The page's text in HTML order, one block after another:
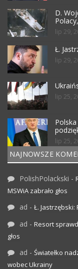
D.
lip 29,
Ł.
lip 29,
lip 25,
lip 25,
NAJNOWSZE
PolishPolackski -
MSWiA zabrało głos
ad - Ł.
ad - Resort
głos
ad - Światełko
wobec Ukrainy